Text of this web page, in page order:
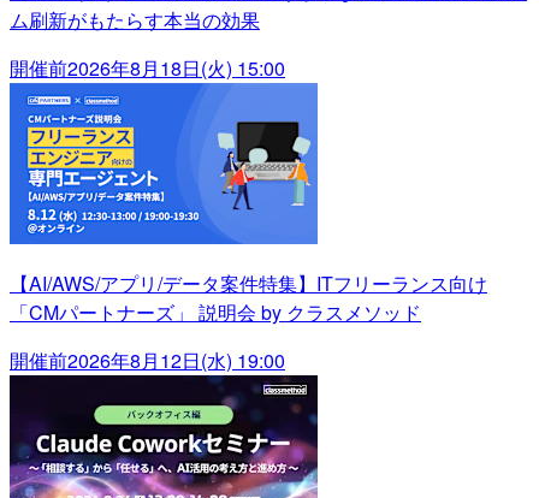
ム刷新がもたらす本当の効果
開催前2026年8月18日(火) 15:00
【AI/AWS/アプリ/データ案件特集】ITフリーランス向け
「CMパートナーズ」 説明会 by クラスメソッド
開催前2026年8月12日(水) 19:00